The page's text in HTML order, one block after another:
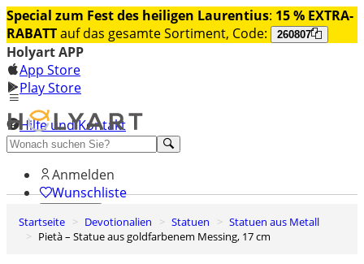
Special zum Fest des heiligen Laurentius: 15 % EXTRA-
RABATTauf das gesamte Sortiment, Code: 260807
Holyart APP
App Store
Play Store
Hilfe und Kontakt
Entdecken Sie Premium
Anmelden
Wunschliste
0
Warenkorb
Startseite Devotionalien Statuen
Statuen aus Metall
Pietà – Statue aus goldfarbenem Messing, 17 cm